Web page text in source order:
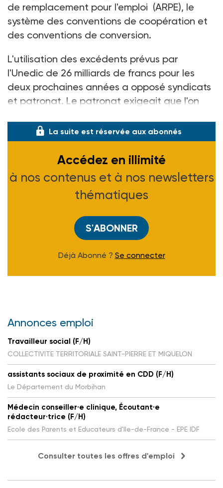
de remplacement pour l'emploi (ARPE), le
système des conventions de coopération et
des conventions de conversion.
L'utilisation des excédents prévus par
l'Unedic de 26 milliards de francs pour les
deux prochaines années a opposé syndicats
et patronat. Le patronat exigeait que l'on
La suite est réservée aux abonnés
Accédez en illimité
à nos contenus et à nos newsletters
thématiques
S'ABONNER
Déjà Abonné ? Se connecter
Annonces emploi
Travailleur social (F/H)
COLLECTIVITE TERRITORIALE SAINT-PIERRE ET MIQUELON
assistants sociaux de proximité en CDD (F/H)
Le Département du Morbihan
Médecin conseiller·e clinique, Écoutant·e
rédacteur·trice (F/H)
Ecole des Parents et Educateurs d'Ile-de-France - EPE IDF
Consulter toutes les offres d'emploi